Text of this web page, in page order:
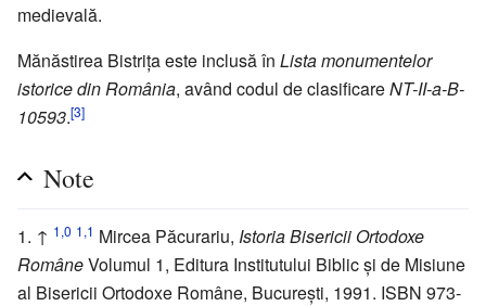
medievală.
Mănăstirea Bistrița este inclusă în Lista monumentelor
istorice din România, având codul de clasificareNT-II-a-B-
10593.[3]
Note
↑ 1,0 1,1 Mircea Păcurariu, Istoria Bisericii Ortodoxe
RomâneVolumul 1, Editura Institutului Biblic și de Misiune
al Bisericii Ortodoxe Române, București, 1991. ISBN 973-